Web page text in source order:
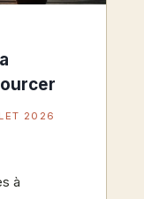
2026
à